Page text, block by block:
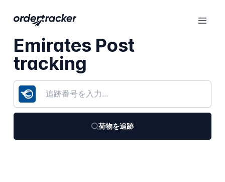
Emirates Post
tracking
荷物を追跡